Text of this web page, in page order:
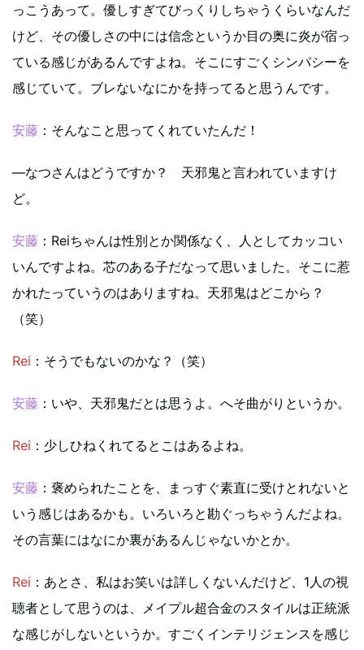
っこうあって。優しすぎてびっくりしちゃうくらいなんだ
けど、その優しさの中には信念というか目の奥に炎が宿っ
ている感じがあるんですよね。そこにすごくシンパシーを
感じていて。ブレないなにかを持ってると思うんです。
安藤 ：そんなこと思ってくれていたんだ！
―なつさんはどうですか？ 天邪鬼と言われていますけ
ど。
安藤 ：Reiちゃんは性別とか関係なく、人としてカッコい
いんですよね。芯のある子だなって思いました。そこに惹
かれたっていうのはありますね。天邪鬼はどこから？
（笑）
Rei ：そうでもないのかな？（笑）
安藤 ：いや、天邪鬼だとは思うよ。へそ曲がりというか。
Rei ：少しひねくれてるとこはあるよね。
安藤 ：褒められたことを、まっすぐ素直に受けとれないと
いう感じはあるかも。いろいろと勘ぐっちゃうんだよね。
その言葉にはなにか裏があるんじゃないかとか。
Rei ：あとさ、私はお笑いは詳しくないんだけど、1人の視
聴者として思うのは、メイプル超合金のスタイルは正統派
な感じがしないというか。すごくインテリジェンスを感じ